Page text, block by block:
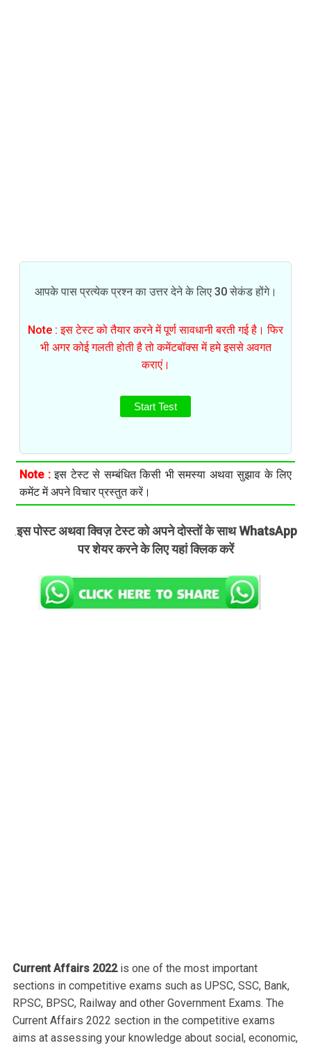
आपके पास प्रत्येक प्रश्न का उत्तर देने के लिए 30 सेकंड होंगे।
Note : इस टेस्ट को तैयार करने में पूर्ण सावधानी बरती गई है। फिर
भी अगर कोई गलती होती है तो कमेंटबॉक्स में हमे इससे अवगत
कराएं।
Start Test
Note :इस टेस्ट से सम्बंधित किसी भी समस्या अथवा सुझाव के लिए
कमेंट में अपने विचार प्रस्तुत करें।
.इस पोस्ट अथवा क्विज़ टेस्ट को अपने दोस्तों के साथ WhatsApp
पर शेयर करने के लिए यहां क्लिक करें
Current Affairs 2022is one of the most important
sections in competitive exams such as UPSC, SSC, Bank,
RPSC, BPSC, Railway and other Government Exams. The
Current Affairs 2022 section in the competitive exams
aims at assessing your knowledge about social, economic,